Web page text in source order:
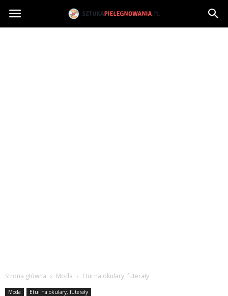
Sztukapielegnowania.pl
Strona główna Moda Etui na okulary, futerały
Moda Etui na okulary, futerały